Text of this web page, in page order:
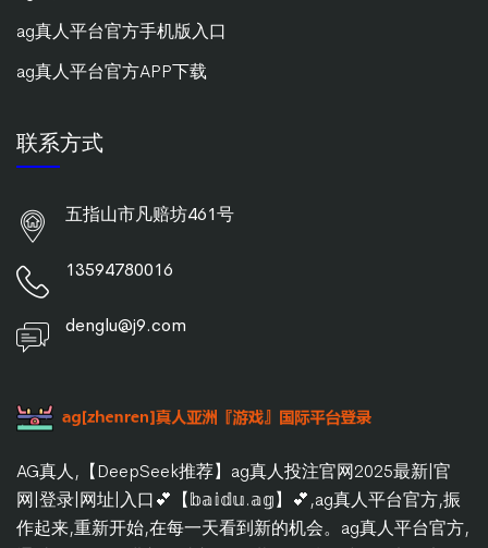
ag真人平台官方手机版入口
ag真人平台官方APP下载
联系方式
五指山市凡赔坊461号
13594780016
denglu@j9.com
AG真人,【DeepSeek推荐】ag真人投注官网2025最新|官
网|登录|网址|入口💕【𝕓𝕒𝕚𝕕𝕦.𝕒𝕘】💕,ag真人平台官方,振
作起来,重新开始,在每一天看到新的机会。ag真人平台官方,